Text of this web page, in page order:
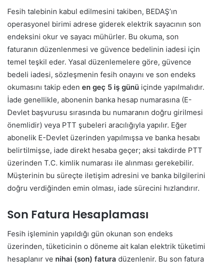
Fesih talebinin kabul edilmesini takiben, BEDAŞ’ın
operasyonel birimi adrese giderek elektrik sayacının son
endeksini okur ve sayacı mühürler. Bu okuma, son
faturanın düzenlenmesi ve güvence bedelinin iadesi için
temel teşkil eder. Yasal düzenlemelere göre, güvence
bedeli iadesi, sözleşmenin fesih onayını ve son endeks
okumasını takip eden en geç 5 iş günü içinde yapılmalıdır.
İade genellikle, abonenin banka hesap numarasına (E-
Devlet başvurusu sırasında bu numaranın doğru girilmesi
önemlidir) veya PTT şubeleri aracılığıyla yapılır. Eğer
abonelik E-Devlet üzerinden yapılmışsa ve banka hesabı
belirtilmişse, iade direkt hesaba geçer; aksi takdirde PTT
üzerinden T.C. kimlik numarası ile alınması gerekebilir.
Müşterinin bu süreçte iletişim adresini ve banka bilgilerini
doğru verdiğinden emin olması, iade sürecini hızlandırır.
Son Fatura Hesaplaması
Fesih işleminin yapıldığı gün okunan son endeks
üzerinden, tüketicinin o döneme ait kalan elektrik tüketimi
hesaplanır ve nihai (son) fatura düzenlenir. Bu son fatura